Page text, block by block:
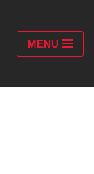
MENU